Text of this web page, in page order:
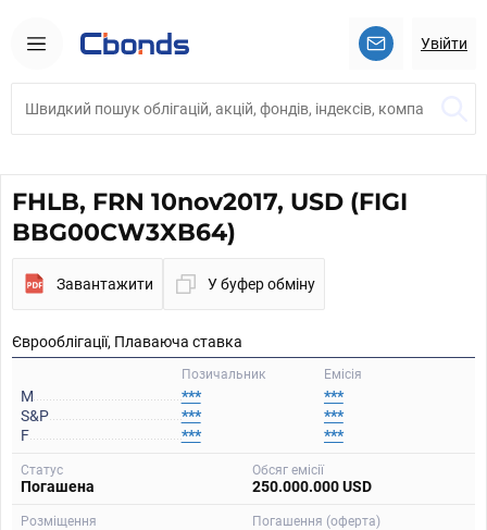
Увійти
FHLB, FRN 10nov2017, USD (FIGI
BBG00CW3XB64)
Завантажити У буфер обміну
Єврооблігації, Плаваюча ставка
Емісія
Позичальник
M ***
***
S&P
***
***
F
***
***
Статус
Погашена
Обсяг емісії
250.000.000 USD
Розміщення Погашення (оферта)